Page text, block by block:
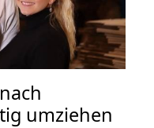
umziehen